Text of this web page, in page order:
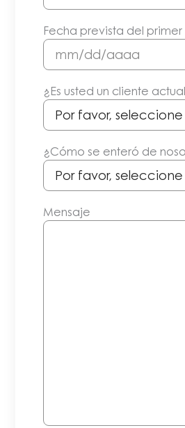
Fecha prevista del
MM/DD/AAAA
¿Es usted un cliente
¿Cómo se enteró de
Mensaje